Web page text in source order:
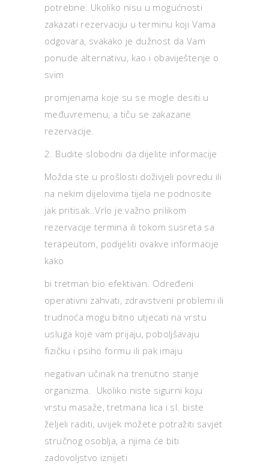
potrebne. Ukoliko nisu u mogućnosti
zakazati rezervaciju u terminu koji Vama
odgovara, svakako je dužnost da Vam
ponude alternativu, kao i obaviještenje o
svim
promjenama koje su se mogle desiti u
međuvremenu, a tiču se zakazane
rezervacije.
2. Budite slobodni da dijelite informacije
Možda ste u prošlosti doživjeli povredu ili
na nekim dijelovima tijela ne podnosite
jak pritisak..Vrlo je važno prilikom
rezervacije termina ili tokom susreta sa
terapeutom, podijeliti ovakve informacije
kako
bi tretman bio efektivan. Određeni
operativni zahvati, zdravstveni problemi ili
trudnoća mogu bitno utjecati na vrstu
usluga koje vam prijaju, poboljšavaju
fizičku i psiho formu ili pak imaju
negativan učinak na trenutno stanje
organizma. Ukoliko niste sigurni koju
vrstu masaže, tretmana lica i sl. biste
željeli raditi, uvijek možete potražiti savjet
stručnog osoblja, a njima će biti
zadovoljstvo iznijeti